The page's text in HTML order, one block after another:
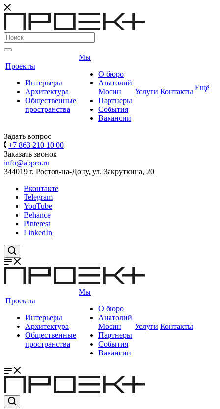
Проекты
Интерьеры
Архитектура
Общественные
пространства
Мы
О бюро
Анатолий
Мосин
Партнеры
События
Вакансии
Услуги Контакты Ещё
Задать вопрос
+7 863 210 10 00
Заказать звонок
info@abpro.ru
344019 г. Ростов-на-Дону, ул. Закруткина, 20
Вконтакте
Telegram
YouTube
Behance
Pinterest
LinkedIn
Проекты
Интерьеры
Архитектура
Общественные
пространства
Мы
О бюро
Анатолий
Мосин
Партнеры
События
Вакансии
Услуги Контакты